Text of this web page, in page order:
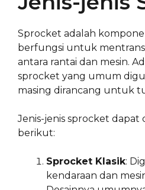
Sprocket adalah
berfungsi untuk
antara rantai dan mesin.
sprocket yang umum
masing dirancang untuk
Jenis-jenis sprocket dapat
berikut:
Sprocket Klasik:
kendaraan dan